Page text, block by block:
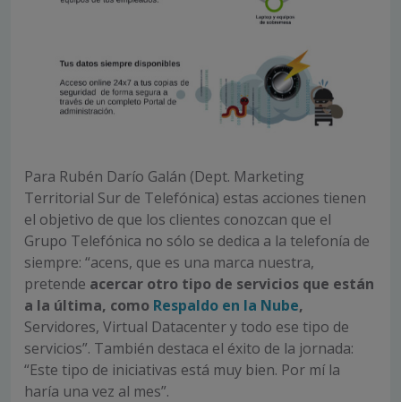
Para Rubén Darío Galán (Dept. Marketing
Territorial Sur de Telefónica) estas acciones tienen
el objetivo de que los clientes conozcan que el
Grupo Telefónica no sólo se dedica a la telefonía de
siempre: “acens, que es una marca nuestra,
pretende acercar otro tipo de servicios que están
a la última, como Respaldo en la Nube,
Servidores, Virtual Datacenter y todo ese tipo de
servicios”. También destaca el éxito de la jornada:
“Este tipo de iniciativas está muy bien. Por mí la
haría una vez al mes”.